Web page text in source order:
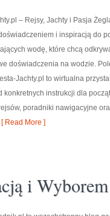
– Rejsy, Jachty i Pasja
i inspiracją do
wodę, które chcą
doświadczenia na wodzie.
Jachty.pl to wirtualna
konkretnych instrukcji dla
poradniki nawigacyjne
[ Read More ]
i